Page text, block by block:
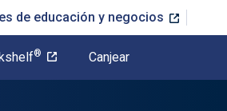
de educación y negocios
® Canjear